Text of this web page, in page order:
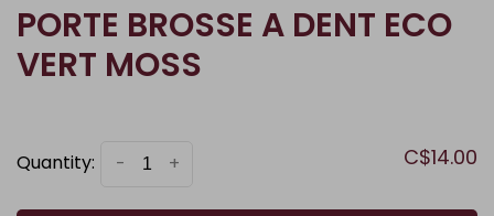
PORTE BROSSE A DENT ECO
VERT MOSS
Quantity: +
- C$14.00